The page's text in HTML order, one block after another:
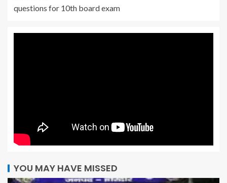
questions for 10th board exam
YOU MAY HAVE MISSED